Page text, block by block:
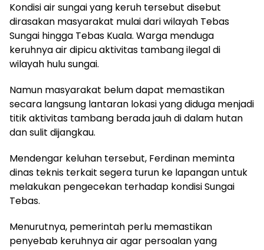
Kondisi air sungai yang keruh tersebut disebut
dirasakan masyarakat mulai dari wilayah Tebas
Sungai hingga Tebas Kuala. Warga menduga
keruhnya air dipicu aktivitas tambang ilegal di
wilayah hulu sungai.
Namun masyarakat belum dapat memastikan
secara langsung lantaran lokasi yang diduga menjadi
titik aktivitas tambang berada jauh di dalam hutan
dan sulit dijangkau.
Mendengar keluhan tersebut, Ferdinan meminta
dinas teknis terkait segera turun ke lapangan untuk
melakukan pengecekan terhadap kondisi Sungai
Tebas.
Menurutnya, pemerintah perlu memastikan
penyebab keruhnya air agar persoalan yang